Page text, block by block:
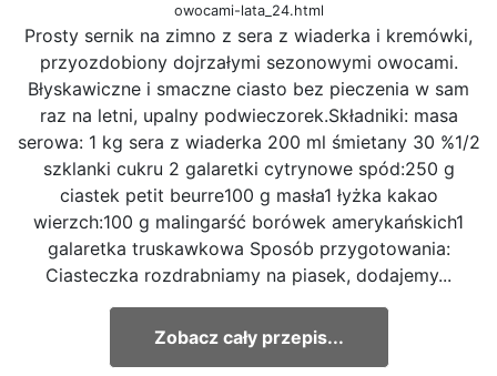
owocami-lata_24.html
Prosty sernik na zimno z sera z wiaderka i kremówki,
przyozdobiony dojrzałymi sezonowymi owocami.
Błyskawiczne i smaczne ciasto bez pieczenia w sam
raz na letni, upalny podwieczorek.Składniki: masa
serowa: 1 kg sera z wiaderka 200 ml śmietany 30 %1/2
szklanki cukru 2 galaretki cytrynowe spód:250 g
ciastek petit beurre100 g masła1 łyżka kakao
wierzch:100 g malingarść borówek amerykańskich1
galaretka truskawkowa Sposób przygotowania:
Ciasteczka rozdrabniamy na piasek, dodajemy...
Zobacz cały przepis...